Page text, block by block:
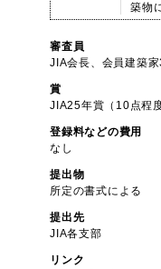
築物
審査員
JIA会長、会員建築
賞
JIA25年賞（10点程度
登録料などの費用
なし
提出物
所定の書式による
提出先
JIA各支部
リンク